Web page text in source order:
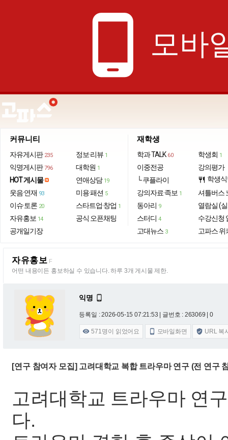
phone_android 모바
커뮤니티
자유게시판 235
익명게시판 796
HOT 게시물
웃음·연재 93
이슈·토론 20
자유홍보 14
공개일기장
정보·리뷰 1
대학원 1
연애상담 19
미용·패션 5
스타트업·창업 1
공식 오픈채팅
재학생
학과 TALK 60
이중전공
└ 쿠플라이
강의자료·족보 1
동아리 9
스터디 4
고대뉴스 3
학생회 1
강의평가
restaurant 학생
셔틀버스
열람실 (
수강신청
고파스 위
자유홍보 F
어떤 내용이든 홍보하실 수 있습니다. 하루 3개 게시물 제한.
익명 
등록일 : 2026-05-15 07:21:53 | 글번호 : 263069 | 0
 571명이 읽었어요  모바일화면  URL 복
[연구 참여자 모집] 고려대학교 복합 트라우마 연구 (전 연구
고려대학교 트라우마 연
다.